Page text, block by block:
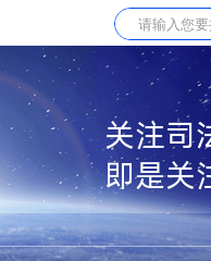
关注司
即是关